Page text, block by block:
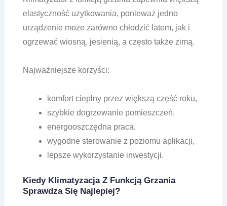
elastyczność użytkowania, ponieważ jedno
urządzenie może zarówno chłodzić latem, jak i
ogrzewać wiosną, jesienią, a często także zimą.
Najważniejsze korzyści:
komfort cieplny przez większą część roku,
szybkie dogrzewanie pomieszczeń,
energooszczędna praca,
wygodne sterowanie z poziomu aplikacji,
lepsze wykorzystanie inwestycji.
Kiedy Klimatyzacja Z Funkcją Grzania
Sprawdza Się Najlepiej?